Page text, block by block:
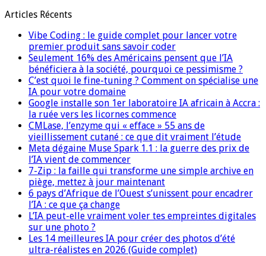
Articles Récents
Vibe Coding : le guide complet pour lancer votre
premier produit sans savoir coder
Seulement 16% des Américains pensent que l’IA
bénéficiera à la société, pourquoi ce pessimisme ?
C’est quoi le fine-tuning ? Comment on spécialise une
IA pour votre domaine
Google installe son 1er laboratoire IA africain à Accra :
la ruée vers les licornes commence
CMLase, l’enzyme qui « efface » 55 ans de
vieillissement cutané : ce que dit vraiment l’étude
Meta dégaine Muse Spark 1.1 : la guerre des prix de
l’IA vient de commencer
7-Zip : la faille qui transforme une simple archive en
piège, mettez à jour maintenant
6 pays d’Afrique de l’Ouest s’unissent pour encadrer
l’IA : ce que ça change
L’IA peut-elle vraiment voler tes empreintes digitales
sur une photo ?
Les 14 meilleures IA pour créer des photos d’été
ultra-réalistes en 2026 (Guide complet)